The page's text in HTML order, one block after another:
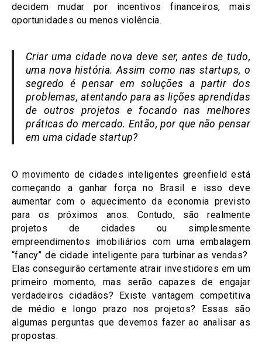
decidem mudar por incentivos financeiros, mais
oportunidades ou menos violência.
Criar uma cidade nova deve ser, antes de tudo,
uma nova história. Assim como nas startups, o
segredo é pensar em soluções a partir dos
problemas, atentando para as lições aprendidas
de outros projetos e focando nas melhores
práticas do mercado. Então, por que não pensar
em uma cidade startup?
O movimento de cidades inteligentes greenfield está
começando a ganhar força no Brasil e isso deve
aumentar com o aquecimento da economia previsto
para os próximos anos. Contudo, são realmente
projetos de cidades ou simplesmente
empreendimentos imobiliários com uma embalagem
“fancy” de cidade inteligente para turbinar as vendas?
Elas conseguirão certamente atrair investidores em um
primeiro momento, mas serão capazes de engajar
verdadeiros cidadãos? Existe vantagem competitiva
de médio e longo prazo nos projetos? Essas são
algumas perguntas que devemos fazer ao analisar as
propostas.